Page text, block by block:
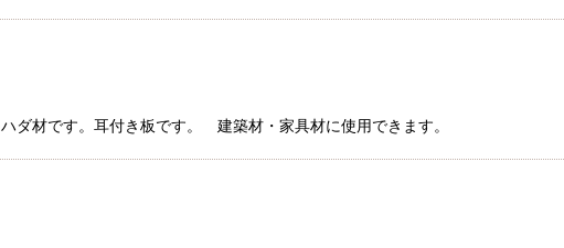
材です。耳付き板です。 建築材・家具材に使用できます。